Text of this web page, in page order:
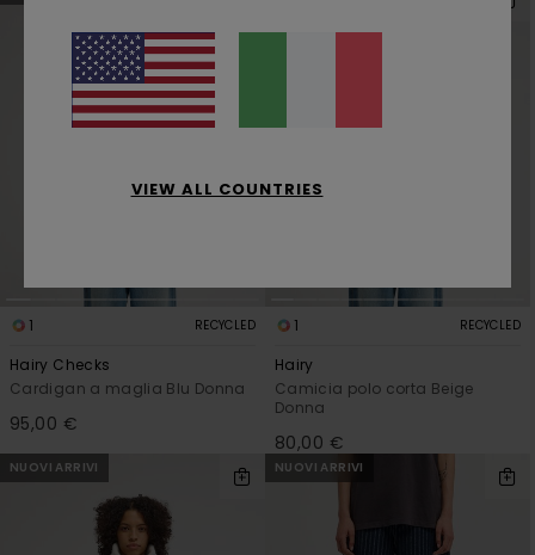
1 RECYCLED
Hairy Checks
Cardigan a maglia Blu Donna
95,00 €
1 RECYCLED
Hairy
Camicia polo corta Beige
Donna
80,00 €
NUOVI ARRIVI NUOVI ARRIVI
VIEW ALL COUNTRIES